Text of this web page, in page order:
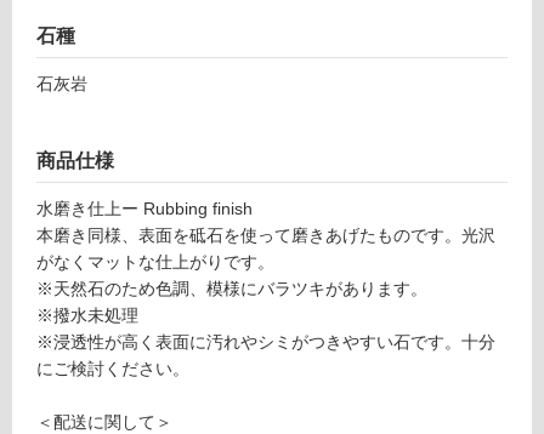
ン
グ
土足・遮
音・床暖
対
し
て
い
る
応
石種
石灰岩
商品仕様
水磨き仕上ー Rubbing finish
本磨き同様、表面を砥石を使って磨きあげたものです。光沢
がなくマットな仕上がりです。
※天然石のため色調、模様にバラツキがあります。
※撥水未処理
※浸透性が高く表面に汚れやシミがつきやすい石です。十分
にご検討ください。
＜配送に関して＞